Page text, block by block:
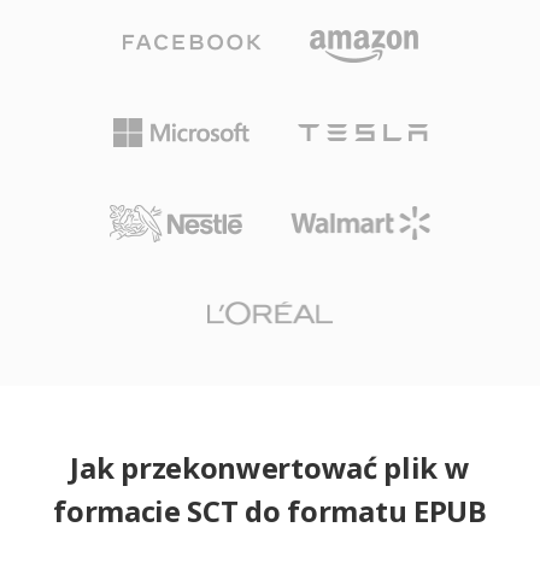
Jak przekonwertować plik w
formacie SCT do formatu EPUB